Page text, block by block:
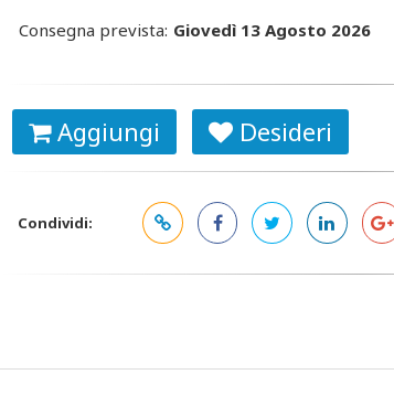
Consegna prevista: Giovedì 13 Agosto 2026
Aggiungi Desideri
Condividi: